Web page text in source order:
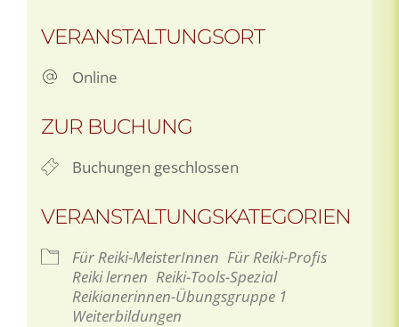
VERANSTALTUNGSORT
Online
ZUR BUCHUNG
Buchungen geschlossen
VERANSTALTUNGSKATEGORIEN
Für Reiki-MeisterInnen Für Reiki-Profis
Reiki lernen Reiki-Tools-Spezial
Reikianerinnen-Übungsgruppe 1
Weiterbildungen